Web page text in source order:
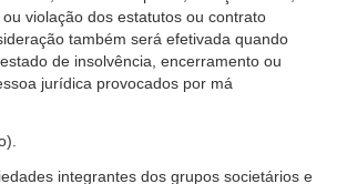
violação dos estatutos ou contrato
também será efetivada quando
de insolvência, encerramento ou
jurídica provocados por má
integrantes dos grupos societários e